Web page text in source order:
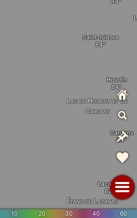
Lacanau
Étang de Lacanau
Carcans
Lac de Hourtin et de
Carcans
Hourtin
Saint-Isidore
10 20 30 40 60